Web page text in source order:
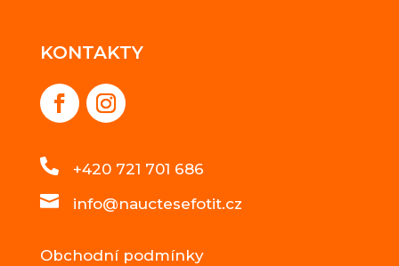
KONTAKTY
 +420 721 701 686
 info@nauctesefotit.cz
Obchodní podmínky